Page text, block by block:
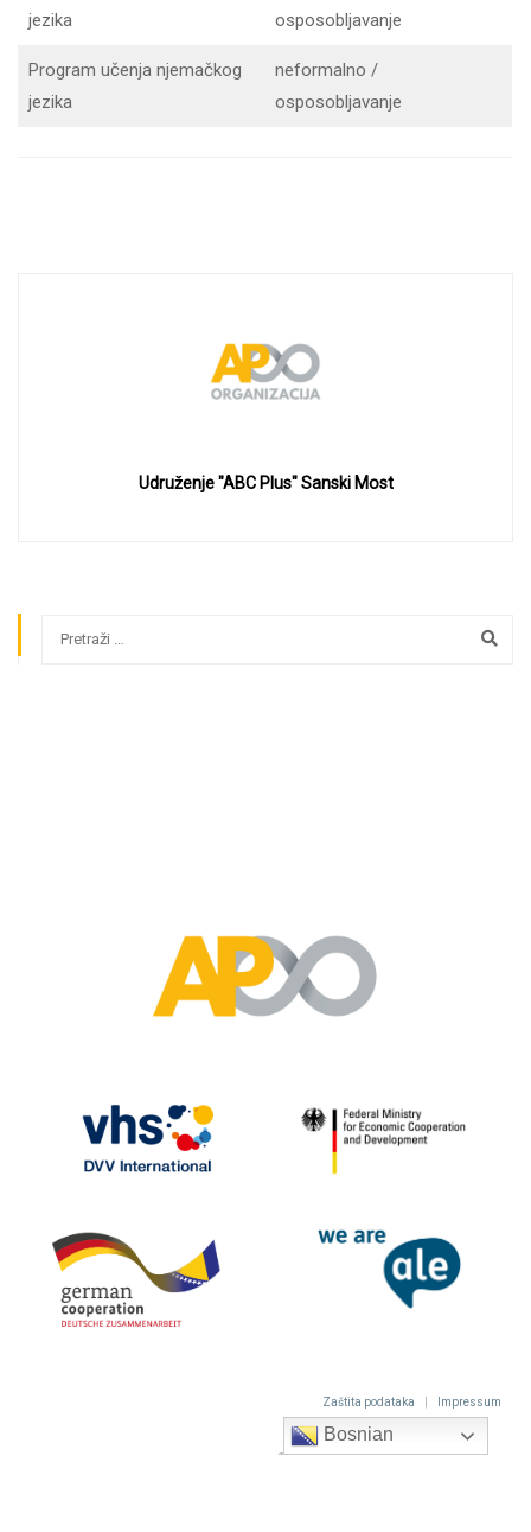
jezika
osposobljavanje
Program učenja njemačkog
jezika
neformalno /
osposobljavanje
Udruženje "ABC Plus" Sanski Most
Zaštita podataka Impressum
© 2022Qlity d.o.o.– Sva prava zadržana.
Bosnian